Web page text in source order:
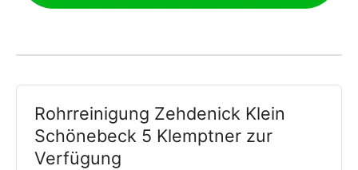
Rohrreinigung Zehdenick Klein
Schönebeck 5 Klemptner zur
Verfügung